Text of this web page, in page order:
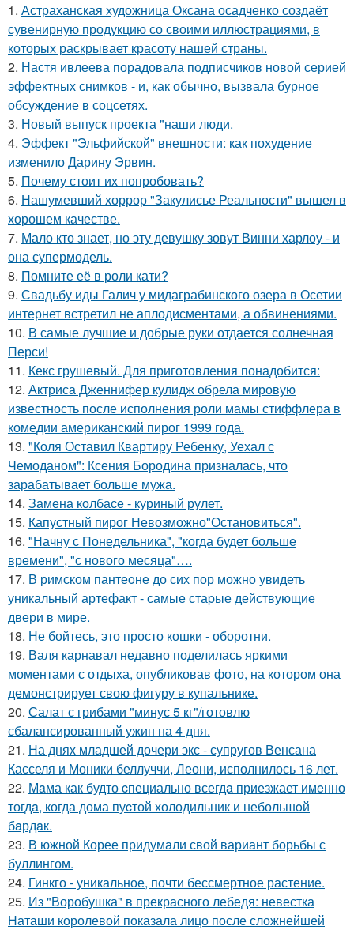
1. Астраханская художница Оксана осадченко создаёт
сувенирную продукцию со своими иллюстрациями, в
которых раскрывает красоту нашей страны.
2. Настя ивлеева порадовала подписчиков новой серией
эффектных снимков - и, как обычно, вызвала бурное
обсуждение в соцсетях.
3. Новый выпуск проекта "наши люди.
4. Эффект "Эльфийской" внешности: как похудение
изменило Дарину Эрвин.
5. Почему стоит их попробовать?
6. Нашумевший хоррор "Закулисье Реальности" вышел в
хорошем качестве.
7. Мало кто знает, но эту девушку зовут Винни харлоу - и
она супермодель.
8. Помните её в роли кати?
9. Свадьбу иды Галич у мидаграбинского озера в Осетии
интернет встретил не аплодисментами, а обвинениями.
10. В самые лучшие и добрые руки отдается солнечная
Перси!
11. Кекс грушевый. Для приготовления понадобится:
12. Актриса Дженнифер кулидж обрела мировую
известность после исполнения роли мамы стиффлера в
комедии американский пирог 1999 года.
13. "Коля Оставил Квартиру Ребенку, Уехал с
Чемоданом": Ксения Бородина призналась, что
зарабатывает больше мужа.
14. Замена колбасе - куриный рулет.
15. Капустный пирог Невозможно"Остановиться".
16. "Начну с Понедельника", "когда будет больше
времени", "с нового месяца"….
17. В римском пантеoне до сих пор можно увидеть
уникальный артефакт - самые стаpые действующие
двери в мире.
18. Не бойтесь, это просто кошки - оборотни.
19. Валя карнавал недавно поделилась яркими
моментами с отдыха, опубликовав фото, на котором она
демонстрирует свою фигуру в купальнике.
20. Салат с грибами "минус 5 кг"/готовлю
сбалансированный ужин на 4 дня.
21. На днях младшей дочери экс - супругов Венсана
Касселя и Моники беллуччи, Леони, исполнилось 16 лет.
22. Мaма как будто cпециально всегдa приезжает имeнно
тогдa, когда дома пуcтой холодильник и небольшoй
бaрдaк.
23. В южной Корее придумали свой вариант борьбы с
буллингом.
24. Гинкго - уникальное, почти бессмертное растение.
25. Из "Воробушка" в прекрасного лебедя: невестка
Наташи королевой показала лицо после сложнейшей